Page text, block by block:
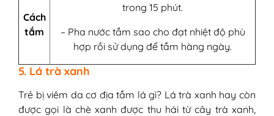
Cách
tắm
trong 15 phút.
– Pha nước tắm sao cho đạt nhiệt độ phù
hợp rồi sử dụng để tắm hàng ngày.
5. Lá trà xanh
Trẻ bị viêm da cơ địa tắm lá gì? Lá trà xanh hay còn
được gọi là chè xanh được thu hái từ cây trà xanh,